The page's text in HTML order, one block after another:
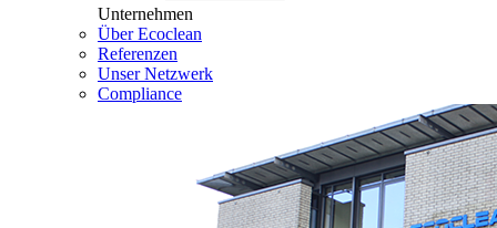
Unternehmen
Über Ecoclean
Referenzen
Unser Netzwerk
Compliance